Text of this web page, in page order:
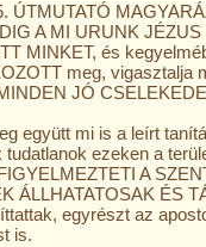
ÚTMUTATÓ
A MI URUNK
MINKET, és
meg, vigasztalja
JÓ
együtt mi is a leírt
tudatlanok ezeken a
A
ÁLLHATATOSAK ÉS
egyrészt az
is.